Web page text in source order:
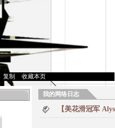
复制 收藏本页
我的网络日志
【美花滑冠军